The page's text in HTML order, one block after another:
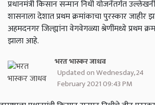
प्रधानमंत्री किसान सन्मान निधी योजनेंतर्गत
शासनाला देशात प्रथम क्रमांकाचा पुरस्कार
अहमदनगर जिल्ह्यांना वेगवेगळ्या श्रेणींमध्ये प्रथम
झाला आहे.
भरत भास्कर जाधव
Updated on Wednesday, 24
February 2021 09:43 PM